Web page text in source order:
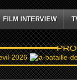
FILM INTERVIEW